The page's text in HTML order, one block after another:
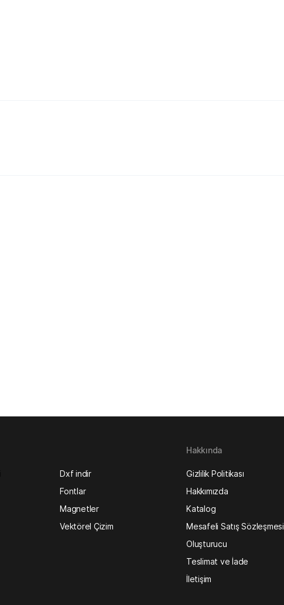
Dxf indir
Fontlar
Magnetler
Vektörel Çizim
Hakkında
Gizlilik Politikası
Hakkımızda
Katalog
Mesafeli Satış Sözleşmesi
Oluşturucu
Teslimat ve İade
İletişim